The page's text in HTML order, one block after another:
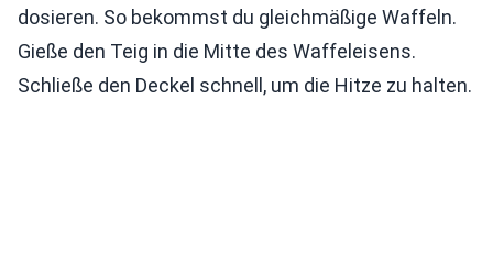
dosieren. So bekommst du gleichmäßige Waffeln.
Gieße den Teig in die Mitte des Waffeleisens.
Schließe den Deckel schnell, um die Hitze zu halten.